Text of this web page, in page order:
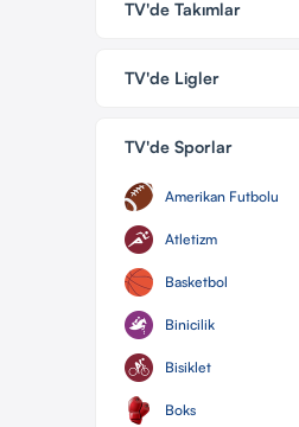
TV'de Takımlar
TV'de Ligler
TV'de Sporlar
Amerikan Futbolu
Atletizm
Basketbol
Binicilik
Bisiklet
Boks